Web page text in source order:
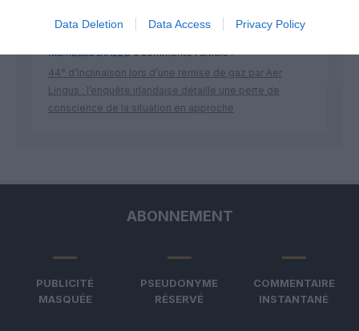
Data Deletion Data Access Privacy Policy
Mamadou DIALLOa commenté l'article :
44° d’inclinaison lors d’une remise de gaz par Aer
Lingus : l’enquête irlandaise détaille une perte de
conscience de la situation en approche
ABONNEMENT
PUBLICITÉ
MASQUÉE
PSEUDONYME
RÉSERVÉ
COMMENTAIRE
INSTANTANÉ